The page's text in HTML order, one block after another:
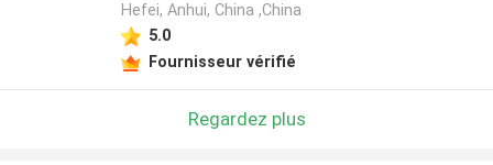
Hefei, Anhui, China ,China
5.0
Fournisseur vérifié
Regardez plus